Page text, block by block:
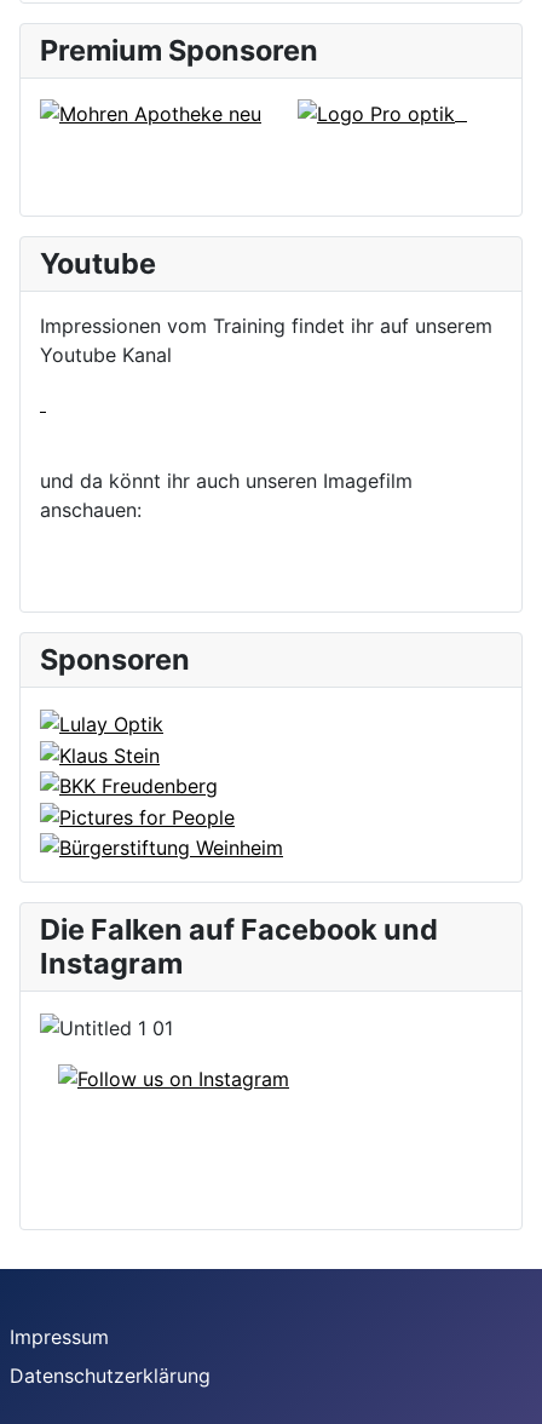
Premium Sponsoren
Youtube
Impressionen vom Training findet ihr auf unserem
Youtube Kanal
und da könnt ihr auch unseren Imagefilm
anschauen:
Sponsoren
Die Falken auf Facebook und
Instagram
Impressum
Datenschutzerklärung